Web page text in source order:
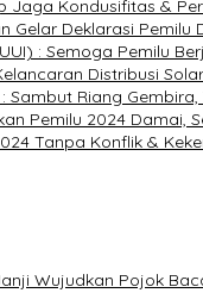
Jaga Kondusifitas &
Gelar Deklarasi Pemilu
: Semoga Pemilu
Distribusi
Sambut Riang
Pemilu 2024 Damai,
Tanpa Konflik &
Wujudkan Pojok